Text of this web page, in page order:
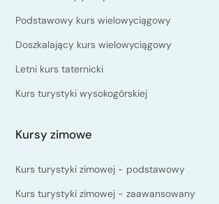
Podstawowy kurs wielowyciągowy
Doszkalający kurs wielowyciągowy
Letni kurs taternicki
Kurs turystyki wysokogórskiej
Kursy zimowe
Kurs turystyki zimowej - podstawowy
Kurs turystyki zimowej - zaawansowany